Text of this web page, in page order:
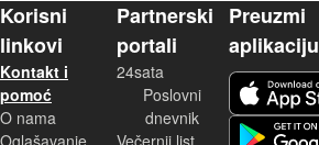
Korisni
linkovi
Kontakt i
pomoć
O nama
Partnerski
portali
24sata
Poslovni
dnevnik
Preuzmi
aplikaciju